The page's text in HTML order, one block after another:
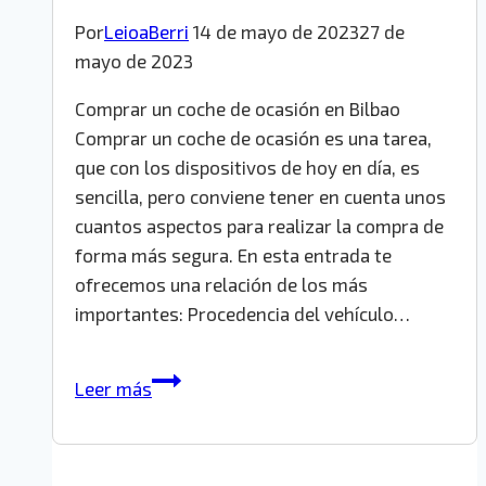
PorLeioaBerri 14 de mayo de 202327 de
mayo de 2023
Comprar un coche de ocasión en Bilbao
Comprar un coche de ocasión es una tarea,
que con los dispositivos de hoy en día, es
sencilla, pero conviene tener en cuenta unos
cuantos aspectos para realizar la compra de
forma más segura. En esta entrada te
ofrecemos una relación de los más
importantes: Procedencia del vehículo…
Leer másComprar